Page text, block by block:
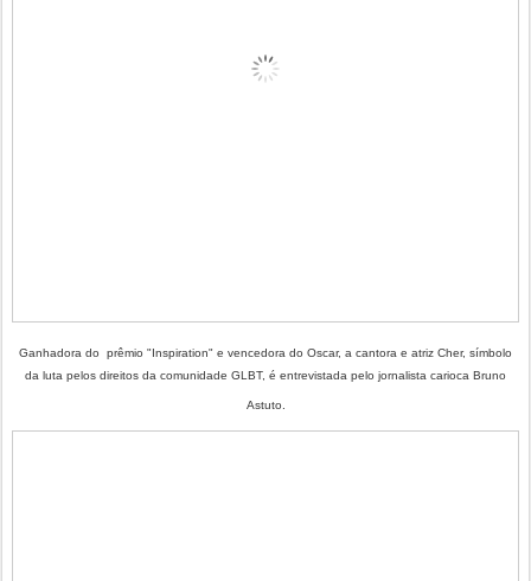
Ganhadora do prêmio "Inspiration" e vencedora do Oscar, a cantora e atriz Cher, símbolo
da luta pelos direitos da comunidade GLBT, é entrevistada pelo jornalista carioca Bruno
Astuto.